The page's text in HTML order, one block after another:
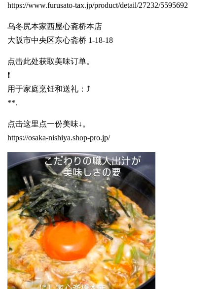
https://www.furusato-tax.jp/product/detail/27232/5595692
乌冬尻本家西屋心斋桥本店
大阪市中央区东心斋桥 1-18-18
点击此处获取美味订单。
❗️
用于家庭烹饪和送礼：⤴️
**.
点击这里点一份美味↓。
https://osaka-nishiya.shop-pro.jp/